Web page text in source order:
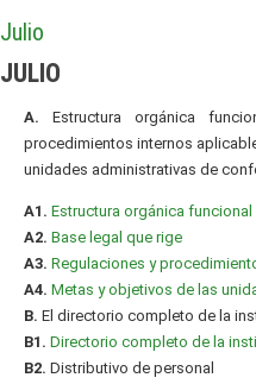
Julio
JULIO
A. Estructura orgánica
procedimientos internos
unidades administrativas de
A1. Estructura orgánica funcional
A2. Base legal que rige
A3. Regulaciones y
A4. Metas y objetivos de las
B. El directorio completo de la
B1. Directorio completo de la
B2. Distributivo de personal